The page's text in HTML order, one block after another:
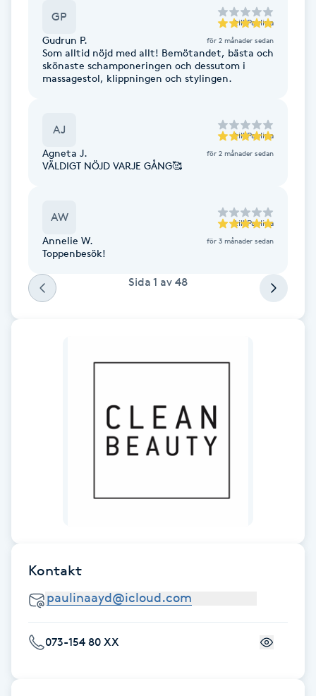
Face framing
Fet hårbotten
Fettreducering
Fibromassage
Fotmassage
Fransförlängning Megavolym
Fransförlängning Volym
Fransk manikyr
Fransrengöring
GP till Paulina
Gudrun P. för 2 månader sedan
Som alltid nöjd med allt! Bemötandet, bästa och
skönaste schamponeringen och dessutom i
massagestol, klippningen och stylingen.
AJ till Paulina
Agneta J. för 2 månader sedan
VÄLDIGT NÖJD VARJE GÅNG🥰
AW till Paulina
Annelie W. för 3 månader sedan
Toppenbesök!
Sida 1 av 48
Kontakt
073-154 80 XX